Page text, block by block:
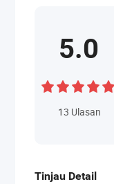
5.0
13 Ulasan
Tinjau Detail